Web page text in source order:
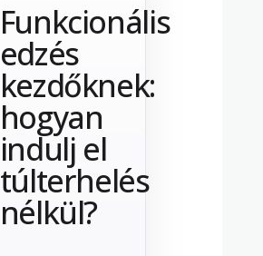
Funkcionális
edzés
kezdőknek:
hogyan
indulj el
túlterhelés
nélkül?